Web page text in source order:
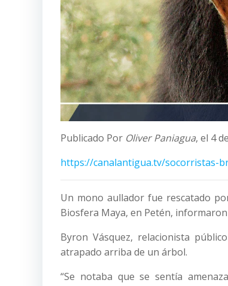
Publicado Por Oliver Paniagua, el 4
https://canalantigua.tv/socorristas-
Un mono aullador fue rescatado
Biosfera Maya, en Petén,
Byron Vásquez, relacionista
atrapado arriba de un árbol.
“Se notaba que se sentía